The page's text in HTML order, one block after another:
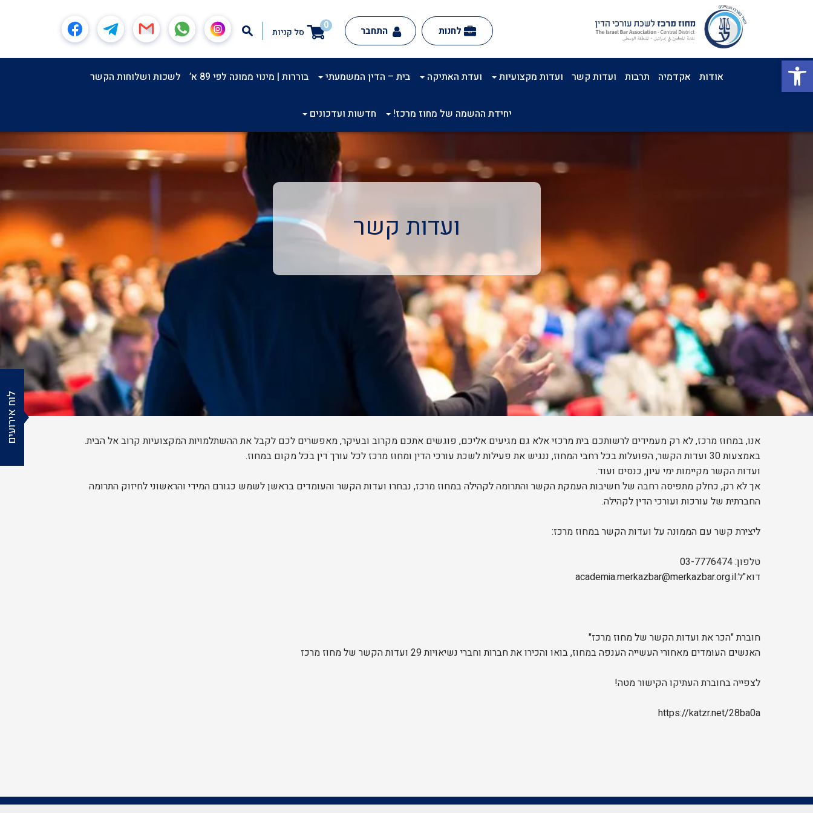
פתח סרגל נגישות
0
סל קניות לחנות התחבר
אודות אקדמיה תרבות ועדות קשר ועדות מקצועיות ועדת האתיקה בית – הדין המשמעתי בוררות | מינוי ממונה לפי 89 א’ לשכות ושלוחות הקשר
יחידת ההשמה של מחוז מרכז! חדשות ועדכונים
ועדות קשר
אנו, במחוז מרכז, לא רק מעמידים לרשותכם בית מרכזי אלא גם מגיעים אליכם, פוגשים אתכם מקרוב ובעיקר, מאפשרים לכם לקבל את ההשתלמויות המקצועיות קרוב אל הבית.
באמצעות 30 ועדות הקשר, הפועלות בכל רחבי המחוז, ננגיש את פעילות לשכת עורכי הדין ומחוז מרכז לכל עורך דין בכל מקום במחוז.
ועדות הקשר מקיימות ימי עיון, כנסים ועוד.
אך לא רק, כחלק מתפיסה רחבה של חשיבות העמקת הקשר והתרומה לקהילה במחוז מרכז, נבחרו ועדות הקשר והעומדים בראשן לשמש כגורם המידי והראשוני לחיזוק התרומה
החברתית של עורכות ועורכי הדין לקהילה.
ליצירת קשר עם הממונה על ועדות הקשר במחוז מרכז:
טלפון: 03-7776474
דוא"ל:academia.merkazbar@merkazbar.org.il
חוברת "הכר את ועדות הקשר של מחוז מרכז"
האנשים העומדים מאחורי העשייה הענפה במחוז, בואו והכירו את חברות וחברי נשיאויות 29 ועדות הקשר של מחוז מרכז
לצפייה בחוברת העתיקו הקישור מטה!
https://katzr.net/28ba0a
לוח אירועים